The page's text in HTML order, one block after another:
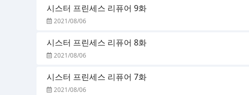
시스터 프린세스 리퓨어 9화
2021/08/06
시스터 프린세스 리퓨어 8화
2021/08/06
시스터 프린세스 리퓨어 7화
2021/08/06